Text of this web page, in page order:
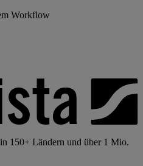
Workflow
150+ Ländern und über 1 Mio.